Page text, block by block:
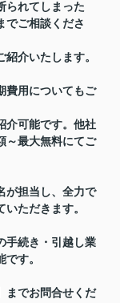
られてしまった
でご相談くださ
介いたします。
費用についてもご
介可能です。他社
～最大無料にてご
が担当し、全力で
ただきます。
手続き・引越し業
す。
までお問合せくだ